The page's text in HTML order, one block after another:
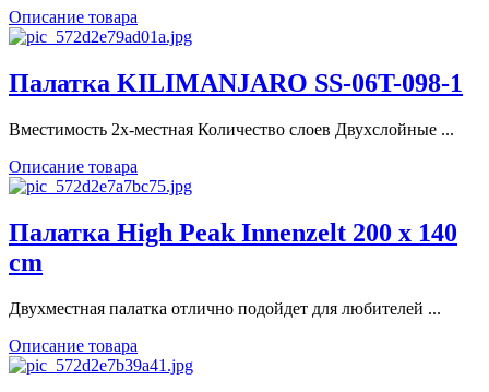
Описание товара
Палатка KILIMANJARO SS-06T-098-1
Вместимость 2х-местная Количество слоев Двухслойные ...
Описание товара
Палатка High Peak Innenzelt 200 x 140
cm
Двухместная палатка отлично подойдет для любителей ...
Описание товара